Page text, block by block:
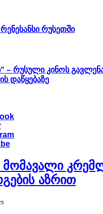
რუსეთში
– რუსული კინოს
დაწყებაზე
მომავალი
აზრით